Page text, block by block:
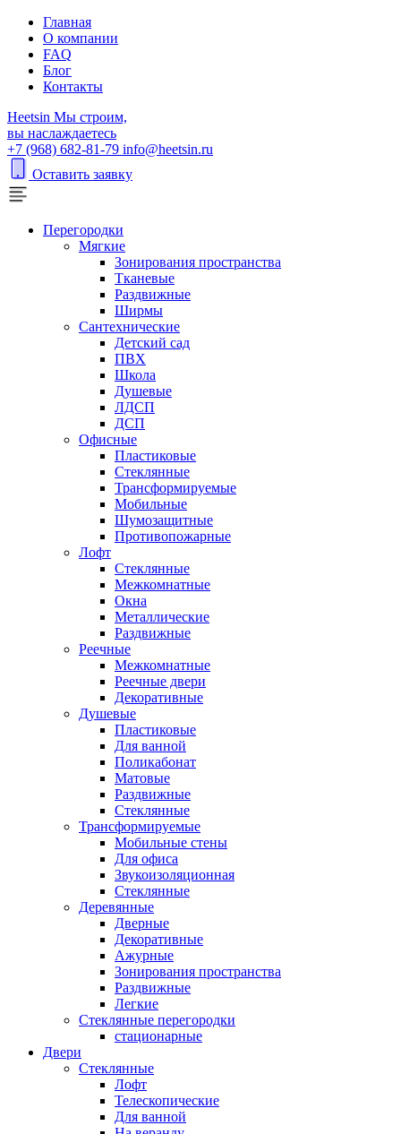
Главная
О компании
FAQ
Блог
Контакты
Heetsin Мы строим,
вы наслаждаетесь
+7 (968) 682-81-79 info@heetsin.ru
Оставить заявку
Перегородки
Мягкие
Зонирования пространства
Тканевые
Раздвижные
Ширмы
Сантехнические
Детский сад
ПВХ
Школа
Душевые
ЛДСП
ДСП
Офисные
Пластиковые
Стеклянные
Трансформируемые
Мобильные
Шумозащитные
Противопожарные
Лофт
Стеклянные
Межкомнатные
Окна
Металлические
Раздвижные
Реечные
Межкомнатные
Реечные двери
Декоративные
Душевые
Пластиковые
Для ванной
Поликабонат
Матовые
Раздвижные
Стеклянные
Трансформируемые
Мобильные стены
Для офиса
Звукоизоляционная
Стеклянные
Деревянные
Дверные
Декоративные
Ажурные
Зонирования пространства
Раздвижные
Легкие
Стеклянные перегородки
стационарные
Двери
Стеклянные
Лофт
Телескопические
Для ванной